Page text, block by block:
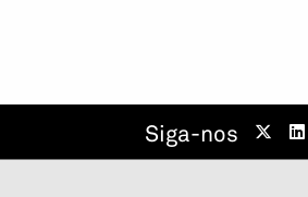
Siga-nos